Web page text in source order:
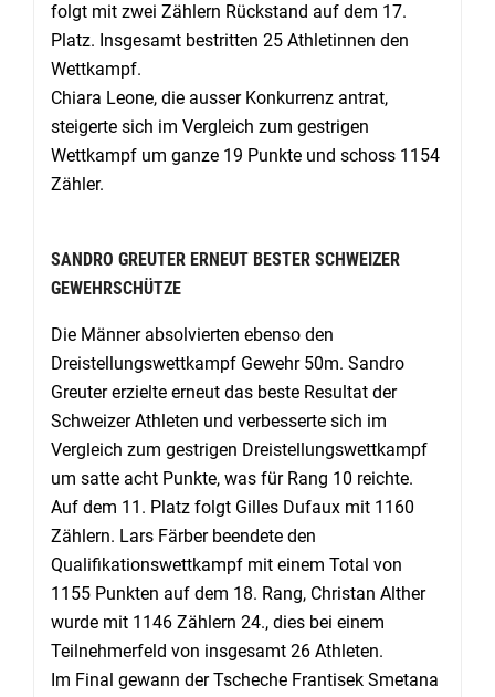
folgt mit zwei Zählern Rückstand auf dem 17.
Platz. Insgesamt bestritten 25 Athletinnen den
Wettkampf.
Chiara Leone, die ausser Konkurrenz antrat,
steigerte sich im Vergleich zum gestrigen
Wettkampf um ganze 19 Punkte und schoss 1154
Zähler.
SANDRO GREUTER ERNEUT BESTER SCHWEIZER
GEWEHRSCHÜTZE
Die Männer absolvierten ebenso den
Dreistellungswettkampf Gewehr 50m. Sandro
Greuter erzielte erneut das beste Resultat der
Schweizer Athleten und verbesserte sich im
Vergleich zum gestrigen Dreistellungswettkampf
um satte acht Punkte, was für Rang 10 reichte.
Auf dem 11. Platz folgt Gilles Dufaux mit 1160
Zählern. Lars Färber beendete den
Qualifikationswettkampf mit einem Total von
1155 Punkten auf dem 18. Rang, Christan Alther
wurde mit 1146 Zählern 24., dies bei einem
Teilnehmerfeld von insgesamt 26 Athleten.
Im Final gewann der Tscheche Frantisek Smetana